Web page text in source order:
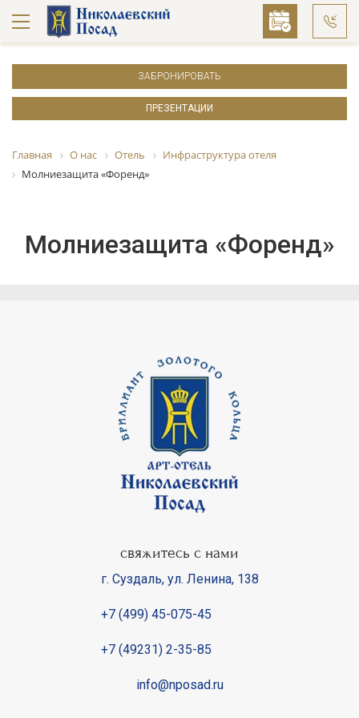
ЗАБРОНИРОВАТЬ
ПРЕЗЕНТАЦИИ
Главная О нас Отель
Инфраструктура отеля
Молниезащита «Форенд»
Молниезащита «Форенд»
свяжитесь с нами
г. Суздаль, ул. Ленина, 138
+7 (499) 45-075-45
+7 (49231) 2-35-85
info@nposad.ru